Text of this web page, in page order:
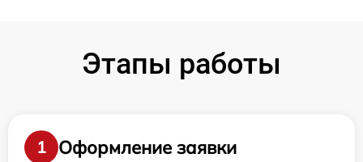
Этапы работы
1
Оформление заявки